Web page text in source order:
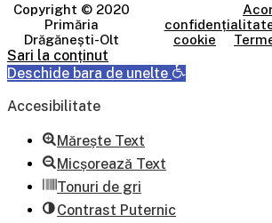
Copyright © 2020
Primăria
Drăgănești-Olt
cookie
Sari la conținut
Deschide bara de unelte
Accesibilitate
Mărește Text
Micșorează Text
Tonuri de gri
Contrast Puternic